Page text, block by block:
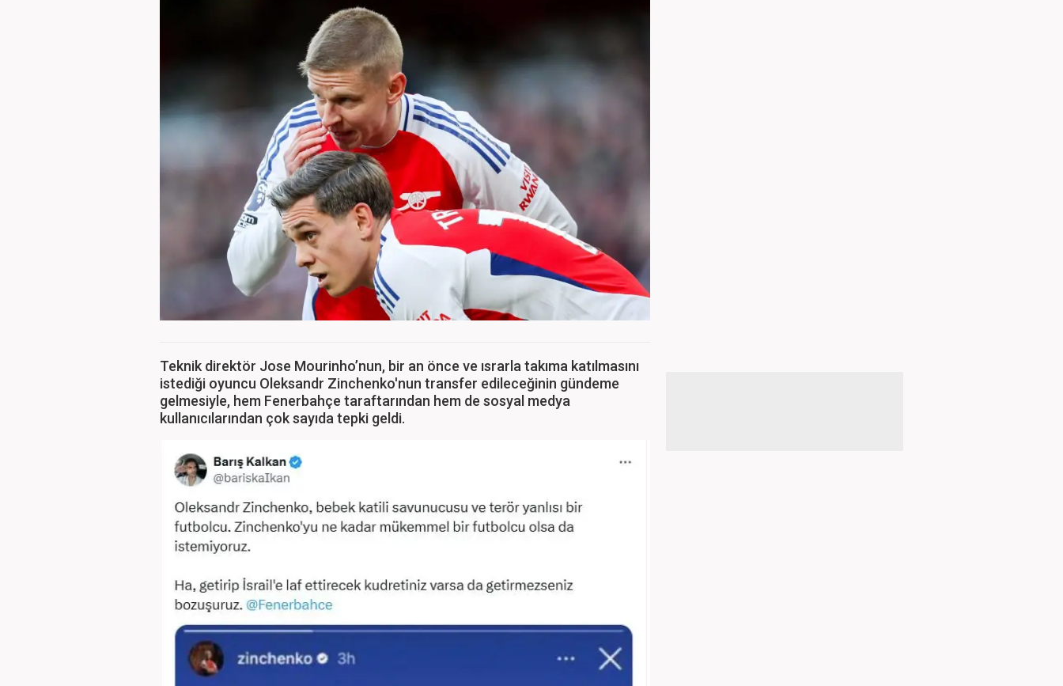
Teknik direktör Jose Mourinho’nun, bir an önce ve ısrarla takıma katılmasını
istediği oyuncu Oleksandr Zinchenko'nun transfer edileceğinin gündeme
gelmesiyle, hem Fenerbahçe taraftarından hem de sosyal medya
kullanıcılarından çok sayıda tepki geldi.